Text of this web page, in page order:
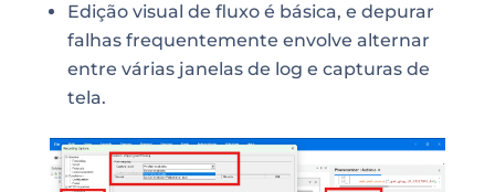
Edição visual de fluxo é básica, e depurar
falhas frequentemente envolve alternar
entre várias janelas de log e capturas de
tela.